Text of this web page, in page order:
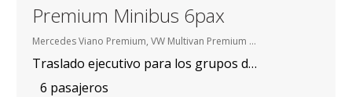
Premium Minibus 6pax
Mercedes Viano Premium, VW Multivan Premium etc.
Traslado ejecutivo para los grupos de 4-6 personas.
6 pasajeros